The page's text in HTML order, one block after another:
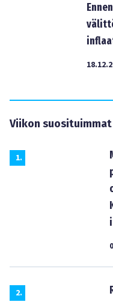
Viikon suosituimmat
1.
2.